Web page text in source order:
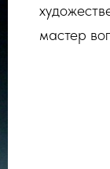
мастер